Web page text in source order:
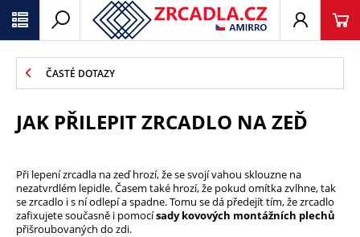
ČASTÉ DOTAZY
JAK PŘILEPIT ZRCADLO NA ZEĎ
Při lepení zrcadla na zeď hrozí, že se svojí vahou sklouzne na
nezatvrdlém lepidle. Časem také hrozí, že pokud omítka zvlhne, tak
se zrcadlo i s ní odlepí a spadne. Tomu se dá předejít tím, že zrcadlo
zafixujete současně i pomocísady kovových montážních plechů
přišroubovaných do zdi.